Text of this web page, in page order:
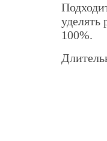
уделять
100%.